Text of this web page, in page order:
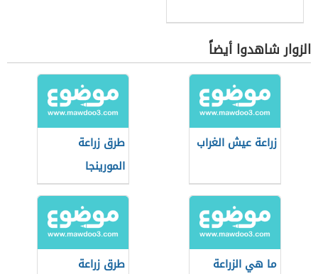
الزوار شاهدوا أيضاً
زراعة عيش الغراب
طرق زراعة
المورينجا
ما هي الزراعة
طرق زراعة